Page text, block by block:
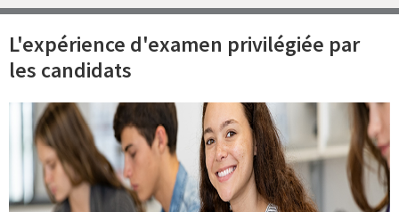
L'expérience d'examen privilégiée par
les candidats